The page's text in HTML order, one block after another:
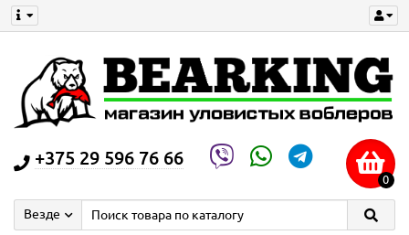
+375 29 596 76 66
0
Везде